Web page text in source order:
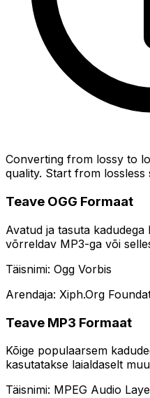
Converting from lossy to
quality. Start from
Teave OGG Formaat
Avatud ja tasuta
võrreldav MP3-ga või
Täisnimi: Ogg Vorbis
Arendaja: Xiph.Org
Teave MP3 Formaat
Kõige populaarsem
kasutatakse laialdaselt
Täisnimi: MPEG Audio